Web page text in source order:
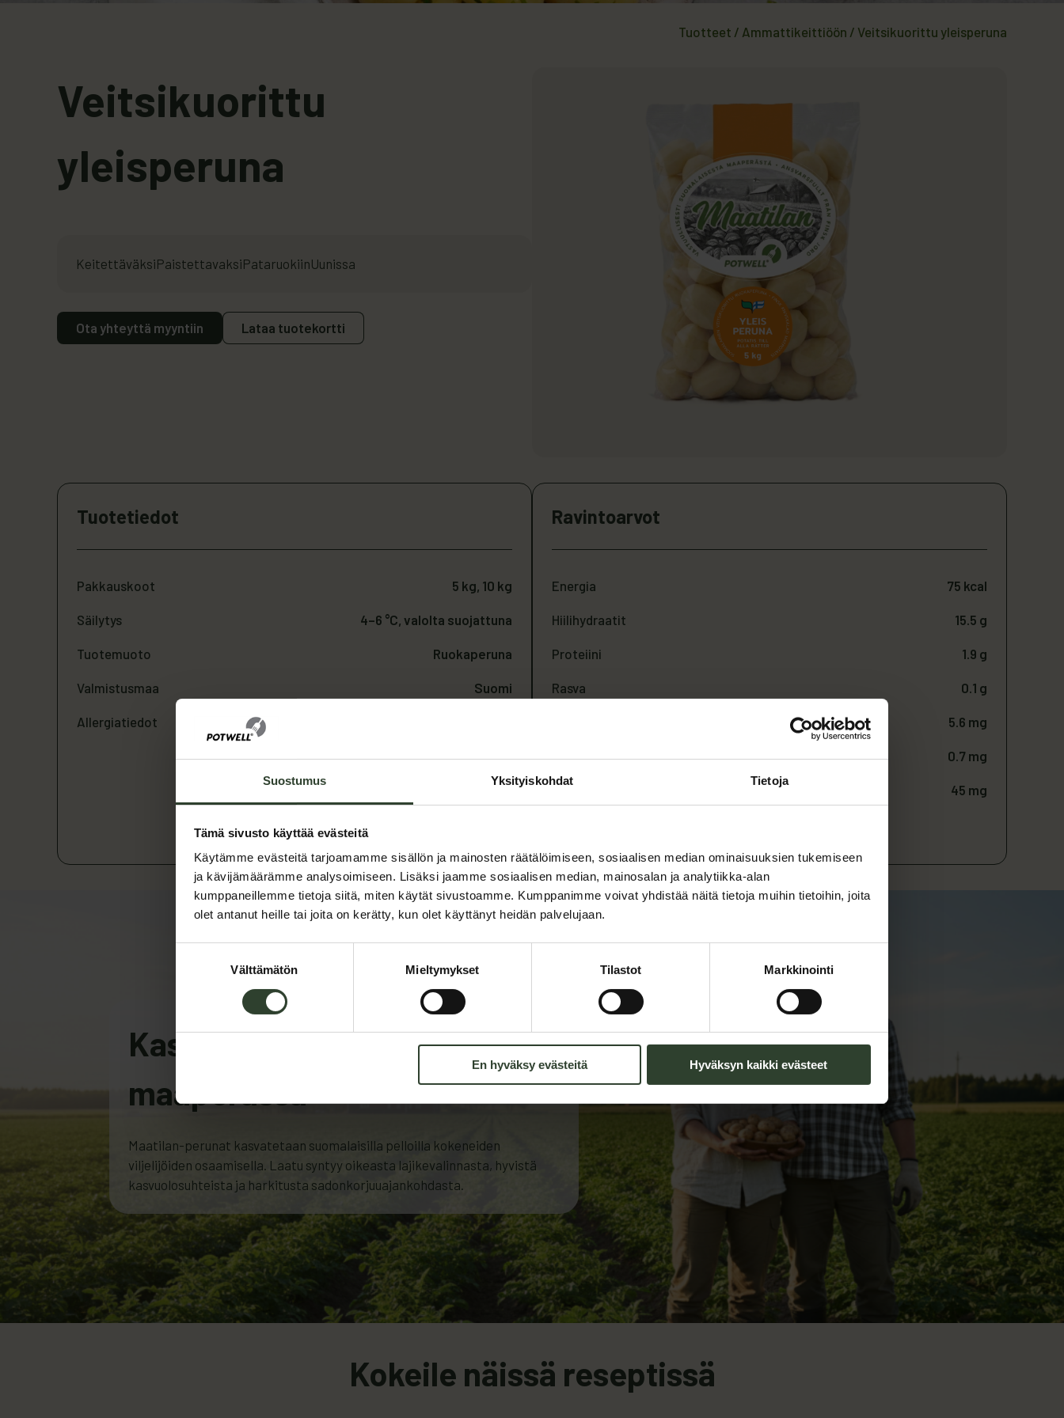
Suostumus Yksityiskohdat Tietoja
Tämä sivusto käyttää evästeitä
Käytämme evästeitä tarjoamamme sisällön ja mainosten räätälöimiseen, sosiaalisen median ominaisuuksien tukemiseen
ja kävijämäärämme analysoimiseen. Lisäksi jaamme sosiaalisen median, mainosalan ja analytiikka-alan
kumppaneillemme tietoja siitä, miten käytät sivustoamme. Kumppanimme voivat yhdistää näitä tietoja muihin tietoihin, joita
olet antanut heille tai joita on kerätty, kun olet käyttänyt heidän palvelujaan.
Välttämätön Mieltymykset Tilastot Markkinointi
En hyväksy evästeitä Hyväksyn kaikki evästeet
Tuotteet / Ammattikeittiöön / Veitsikuorittu yleisperuna
Veitsikuorittu
yleisperuna
KeitettäväksiPaistettavaksiPataruokiinUunissa
Ota yhteyttä myyntiin Lataa tuotekortti
Tuotetiedot
Pakkauskoot 5 kg, 10 kg
Säilytys 4–6 °C, valolta suojattuna
Tuotemuoto Ruokaperuna
Valmistusmaa Suomi
Allergiatiedot
Ravintoarvot
Energia 75 kcal
Hiilihydraatit 15.5 g
Proteiini 1.9 g
Rasva 0.1 g
5.6 mg
Rauta 0.7 mg
Fosfori 45 mg
Kasvanut suomalaisessa
maaperässä
Maatilan-perunat kasvatetaan suomalaisilla pelloilla kokeneiden
viljelijöiden osaamisella. Laatu syntyy oikeasta lajikevalinnasta, hyvistä
kasvuolosuhteista ja harkitusta sadonkorjuuajankohdasta.
Kokeile näissä reseptissä